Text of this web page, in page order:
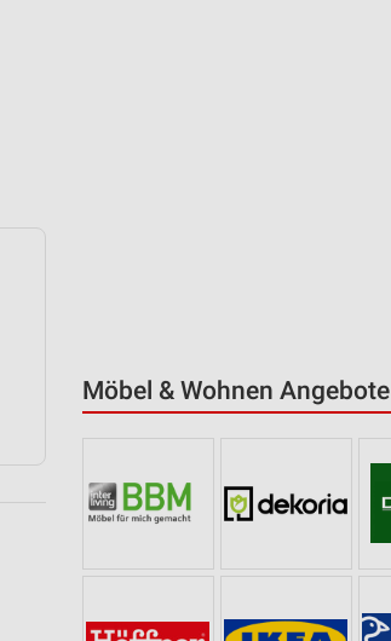
Möbel & Wohnen Angebote